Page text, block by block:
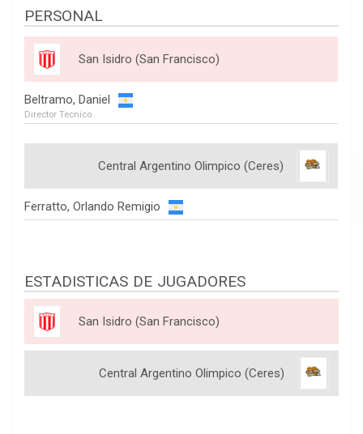
PERSONAL
San Isidro (San Francisco)
Beltramo, Daniel
Director Tecnico
Central Argentino Olimpico (Ceres)
Ferratto, Orlando Remigio
ESTADISTICAS DE JUGADORES
San Isidro (San Francisco)
Central Argentino Olimpico (Ceres)